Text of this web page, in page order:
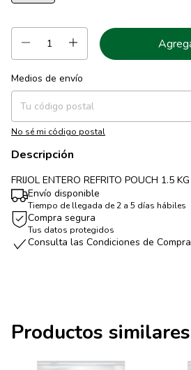
Entregas para el CP:
Medios de envío
No sé mi código postal
Descripción
FRIJOL ENTERO REFRITO POUCH 1.5 KG
Envío disponible
Tiempo de llegada de 2 a 5 días hábiles
Compra segura
Tus datos protegidos
Consulta las Condiciones de Compra
Productos similares